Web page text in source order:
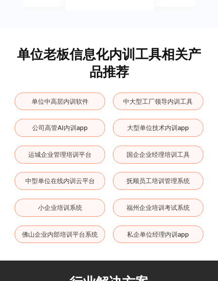
单位老板信息化内训工具相关产
品推荐
单位中高层内训软件 中大型工厂领导内训工具
公司高管AI内训app 大型单位技术内训app
运城企业管理培训平台 国企企业经理培训工具
中型单位在线内训云平台 抚顺员工培训管理系统
小企业培训系统 福州企业培训考试系统
佛山企业内部培训平台系统 私企单位经理内训app